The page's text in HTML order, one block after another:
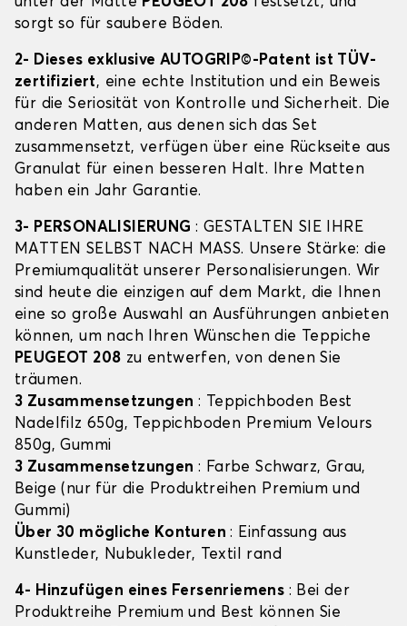
sorgt so für saubere Böden.
2- Dieses exklusive AUTOGRIP©-Patent ist TÜV-
zertifiziert, eine echte Institution und ein Beweis
für die Seriosität von Kontrolle und Sicherheit. Die
anderen Matten, aus denen sich das Set
zusammensetzt, verfügen über eine Rückseite aus
Granulat für einen besseren Halt. Ihre Matten
haben ein Jahr Garantie.
3- PERSONALISIERUNG : GESTALTEN SIE IHRE
MATTEN SELBST NACH MASS. Unsere Stärke: die
Premiumqualität unserer Personalisierungen. Wir
sind heute die einzigen auf dem Markt, die Ihnen
eine so große Auswahl an Ausführungen anbieten
können, um nach Ihren Wünschen die Teppiche
PEUGEOT 208 zu entwerfen, von denen Sie
träumen.
3 Zusammensetzungen : Teppichboden Best
Nadelfilz 650g, Teppichboden Premium Velours
850g, Gummi
3 Zusammensetzungen : Farbe Schwarz, Grau,
Beige (nur für die Produktreihen Premium und
Gummi)
Über 30 mögliche Konturen: Einfassung aus
Kunstleder, Nubukleder, Textil rand
4- Hinzufügen eines Fersenriemens : Bei der
Produktreihe Premium und Best können Sie